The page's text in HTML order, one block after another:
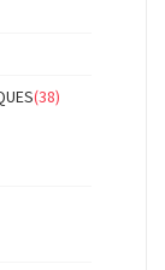
(38)